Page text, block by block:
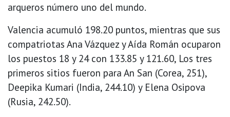
arqueros número uno del mundo.
Valencia acumuló 198.20 puntos, mientras que sus
compatriotas Ana Vázquez y Aída Román ocuparon
los puestos 18 y 24 con 133.85 y 121.60, Los tres
primeros sitios fueron para An San (Corea, 251),
Deepika Kumari (India, 244.10) y Elena Osipova
(Rusia, 242.50).